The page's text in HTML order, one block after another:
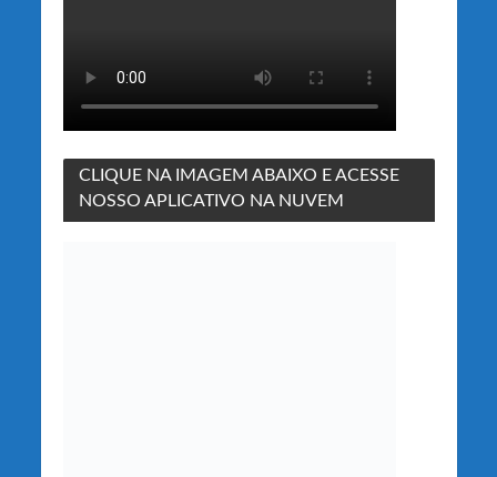
CLIQUE NA IMAGEM ABAIXO E ACESSE
NOSSO APLICATIVO NA NUVEM